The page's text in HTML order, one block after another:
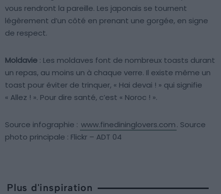
vous rendront la pareille. Les japonais se tournent
légèrement d’un côté en prenant une gorgée, en signe
de respect.
Moldavie : Les moldaves font de nombreux toasts durant
un repas, au moins un à chaque verre. Il existe même un
toast pour éviter de trinquer, « Hai devai ! » qui signifie
« Allez ! ». Pour dire santé, c’est « Noroc ! ».
Source infographie : www.finedininglovers.com. Source
photo principale : Flickr – ADT 04
Plus d'inspiration